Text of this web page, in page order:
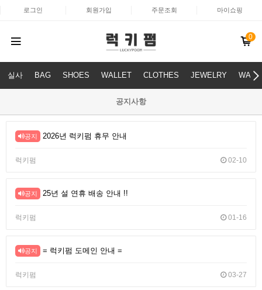
로그인 회원가입 주문조회 마이쇼핑
0
실사 BAG SHOES WALLET CLOTHES JEWELRY
공지사항
공지 2026년 럭키펌 휴무 안내
럭키펌 02-10
공지 25년 설 연휴 배송 안내 !!
럭키펌 01-16
공지 = 럭키펌 도메인 안내 =
럭키펌 03-27